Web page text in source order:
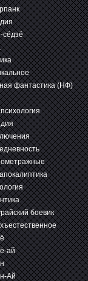
сёдзё
фантастика (НФ)
боевик
ай
Ай